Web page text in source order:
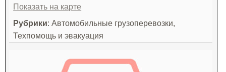
Показать на карте
Рубрики: Автомобильные грузоперевозки,
Техпомощь и эвакуация